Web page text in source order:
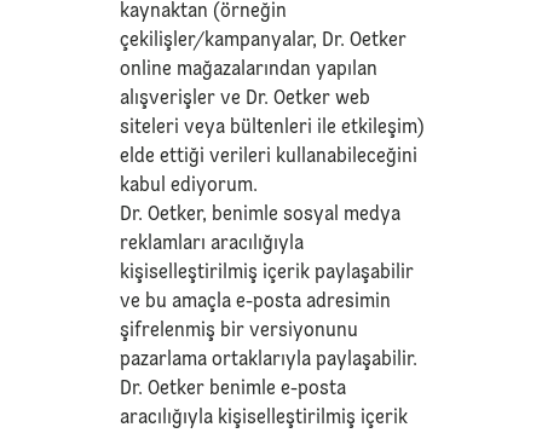
kaynaktan (örneğin
çekilişler/kampanyalar, Dr. Oetker
online mağazalarından yapılan
alışverişler ve Dr. Oetker web
siteleri veya bültenleri ile etkileşim)
elde ettiği verileri kullanabileceğini
kabul ediyorum.
Dr. Oetker, benimle sosyal medya
reklamları aracılığıyla
kişiselleştirilmiş içerik paylaşabilir
ve bu amaçla e-posta adresimin
şifrelenmiş bir versiyonunu
pazarlama ortaklarıyla paylaşabilir.
Dr. Oetker benimle e-posta
aracılığıyla kişiselleştirilmiş içerik